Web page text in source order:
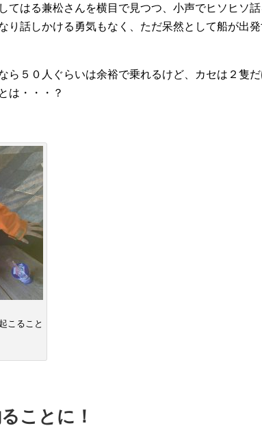
てはる兼松さんを横目で見つつ、小声でヒソヒソ話
り話しかける勇気もなく、ただ呆然として船が出
ら５０人ぐらいは余裕で乗れるけど、カセは２隻
は・・・？
こること
ことに！